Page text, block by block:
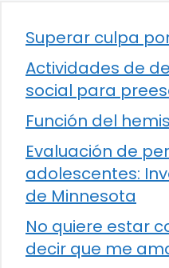
Superar culpa
Actividades de
social para
Función del
Evaluación de
adolescentes:
de Minnesota
No quiere estar
decir que me